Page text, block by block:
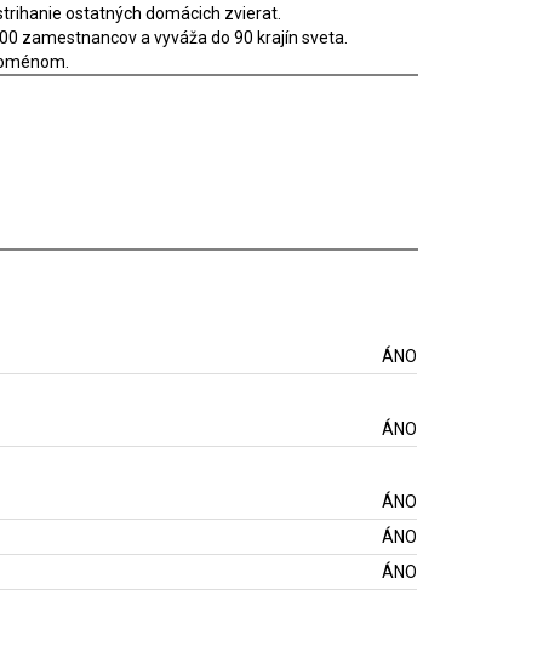
ostatných domácich zvierat.
zamestnancov a vyváža do 90 krajín sveta.
ÁNO
ÁNO
ÁNO
ÁNO
ÁNO